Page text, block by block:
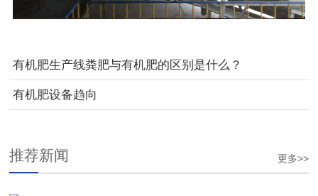
有机肥生产线粪肥与有机肥的区别是什么？
有机肥设备趋向
更多>>
推荐新闻